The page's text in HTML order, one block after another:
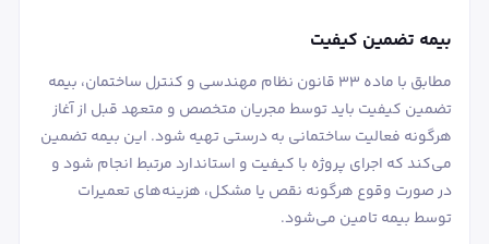
بیمه تضمین کیفیت
مطابق با ماده ۳۳ قانون نظام مهندسی و کنترل ساختمان، بیمه
تضمین کیفیت باید توسط مجریان متخصص و متعهد قبل از آغاز
هرگونه فعالیت ساختمانی به درستی تهیه شود. این بیمه تضمین
می‌کند که اجرای پروژه با کیفیت و استاندارد مرتبط انجام شود و
در صورت وقوع هرگونه نقص یا مشکل، هزینه‌های تعمیرات
توسط بیمه تامین می‌شود.